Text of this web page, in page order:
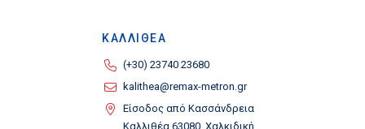
ΚΑΛΛΙΘΕΑ
(+30) 23740 23680
kalithea@remax-metron.gr
Είσοδος από Κασσάνδρεια
Καλλιθέα 63080, Χαλκιδική